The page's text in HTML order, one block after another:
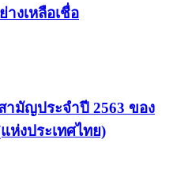
างเหลือเชื่อ
ามัญประจำปี 2563 ของ
ห่งประเทศไทย)